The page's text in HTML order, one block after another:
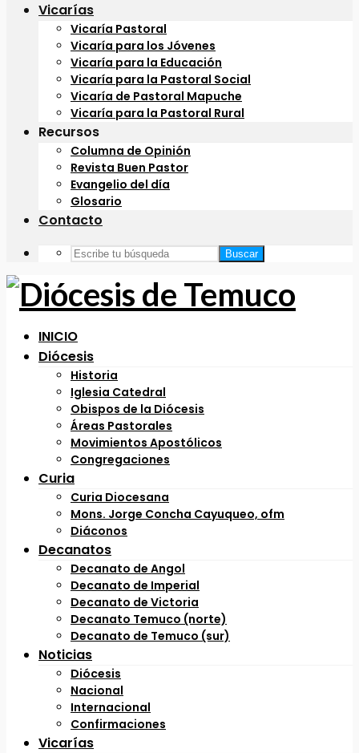
Vicarías
Vicaría Pastoral
Vicaría para los Jóvenes
Vicaría para la Educación
Vicaría para la Pastoral Social
Vicaría de Pastoral Mapuche
Vicaría para la Pastoral Rural
Recursos
Columna de Opinión
Revista Buen Pastor
Evangelio del día
Glosario
Contacto
Buscar
INICIO
Diócesis
Historia
Iglesia Catedral
Obispos de la Diócesis
Áreas Pastorales
Movimientos Apostólicos
Congregaciones
Curia
Curia Diocesana
Mons. Jorge Concha Cayuqueo, ofm
Diáconos
Decanatos
Decanato de Angol
Decanato de Imperial
Decanato de Victoria
Decanato Temuco (norte)
Decanato de Temuco (sur)
Noticias
Diócesis
Nacional
Internacional
Confirmaciones
Vicarías